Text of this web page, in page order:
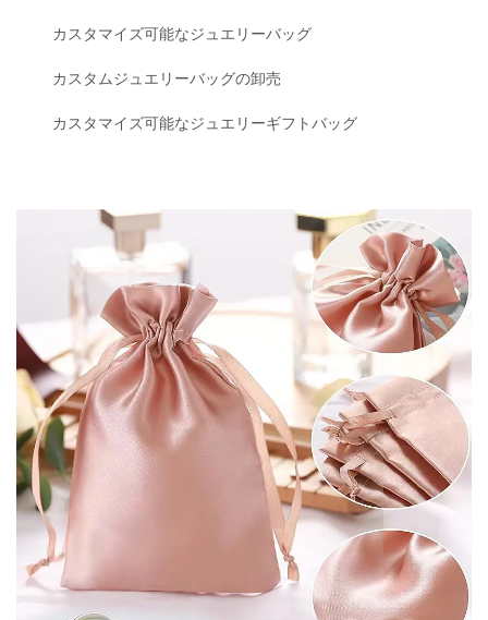
カスタマイズ可能なジュエリーバッグ
カスタムジュエリーバッグの卸売
カスタマイズ可能なジュエリーギフトバッグ